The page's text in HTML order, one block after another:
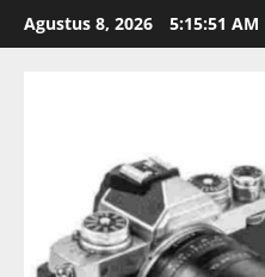
Agustus 8, 2026 5:15:53 AM